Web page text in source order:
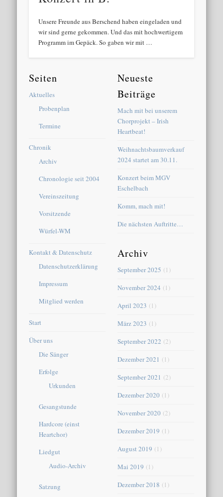
Unsere Freunde aus Berschend haben eingeladen und
wir sind gerne gekommen. Und das mit hochwertigem
Programm im Gepäck. So gaben wir mit …
Seiten
Aktuelles
Probenplan
Termine
Chronik
Archiv
Chronologie seit 2004
Vereinszeitung
Vorsitzende
Würfel-WM
Kontakt & Datenschutz
Datenschutzerklärung
Impressum
Mitglied werden
Start
Über uns
Die Sänger
Erfolge
Urkunden
Gesangstunde
Hardcore (einst
Heartchor)
Liedgut
Audio-Archiv
Satzung
Neueste
Beiträge
Mach mit bei unserem
Chorprojekt – Irish
Heartbeat!
Weihnachtsbaumverkauf
2024 startet am 30.11.
Konzert beim MGV
Eschelbach
Komm, mach mit!
Die nächsten Auftritte…
Archiv
September 2025 (1)
November 2024 (1)
April 2023 (1)
März 2023 (1)
September 2022 (2)
Dezember 2021 (1)
September 2021 (2)
Dezember 2020 (1)
November 2020 (2)
Dezember 2019 (1)
August 2019 (1)
Mai 2019 (1)
Dezember 2018 (1)